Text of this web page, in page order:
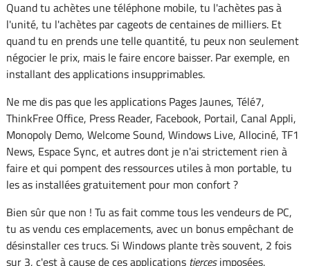
Quand tu achètes une téléphone mobile, tu l'achètes pas à
l'unité, tu l'achètes par cageots de centaines de milliers. Et
quand tu en prends une telle quantité, tu peux non seulement
négocier le prix, mais le faire encore baisser. Par exemple, en
installant des applications insupprimables.
Ne me dis pas que les applications Pages Jaunes, Télé7,
ThinkFree Office, Press Reader, Facebook, Portail, Canal Appli,
Monopoly Demo, Welcome Sound, Windows Live, Allociné, TF1
News, Espace Sync, et autres dont je n'ai strictement rien à
faire et qui pompent des ressources utiles à mon portable, tu
les as installées gratuitement pour mon confort ?
Bien sûr que non ! Tu as fait comme tous les vendeurs de PC,
tu as vendu ces emplacements, avec un bonus empêchant de
désinstaller ces trucs. Si Windows plante très souvent, 2 fois
sur 3, c'est à cause de ces applications tiercesimposées.